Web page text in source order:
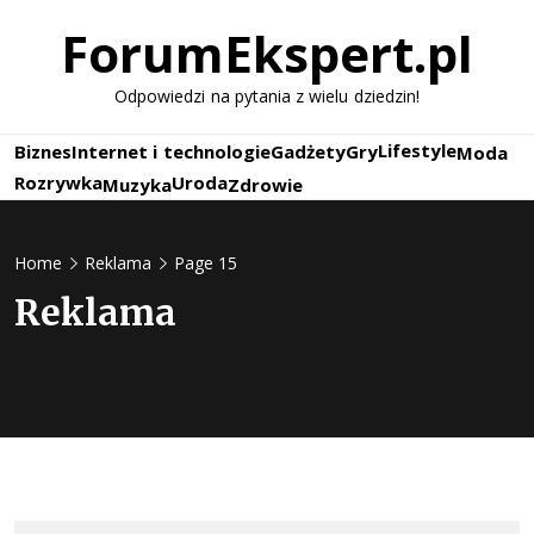
ForumEkspert.pl
Odpowiedzi na pytania z wielu dziedzin!
BiznesInternet i technologieGadżetyGryLifestyleModa
RozrywkaMuzykaUrodaZdrowie
Home Reklama Page 15
Reklama